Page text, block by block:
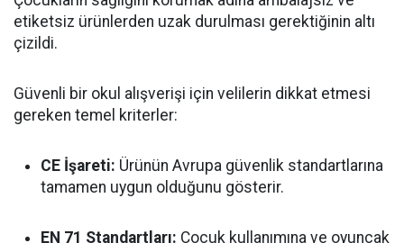
etiketsiz ürünlerden uzak durulması gerektiğinin altı
çizildi.
Güvenli bir okul alışverişi için velilerin dikkat etmesi
gereken temel kriterler:
CE İşareti: Ürünün Avrupa güvenlik standartlarına
tamamen uygun olduğunu gösterir.
EN 71 Standartları: Çocuk kullanımına ve oyuncak